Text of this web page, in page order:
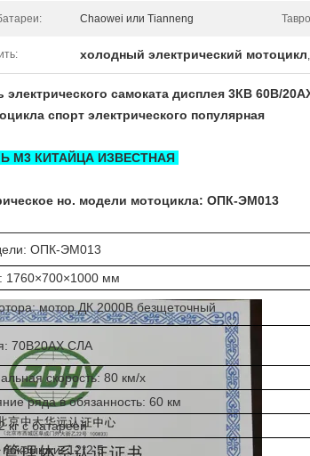
Chaowei или Tianneng
холодный электрический мотоцикл,
электрического самоката дисплея 3КВ 60В/
спорт электрического популярная
М3 КИТАЙЦА ИЗВЕСТНАЯ
но. модели мотоцикла: ОПК-ЭМ013
ОПК-ЭМ013
1760×700×1000 мм
мотор ДК 2000В безщеточный
70В20АХ СЛА
скорость: 80 км/х
ряда в обязанность: 60 км
кг с батареей
12*2.5